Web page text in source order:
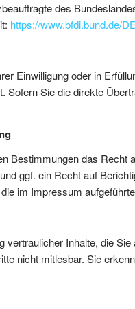
des
https://www.bfdi.bund.de/
Einwilligung oder in
Sie die direkte
Bestimmungen das
ggf. ein Recht auf
im Impressum
Inhalte, die
nicht mitlesbar. Sie